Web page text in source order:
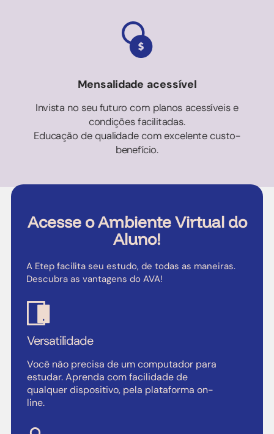
Mensalidade acessível
Invista no seu futuro com planos acessíveis e
condições facilitadas.
Educação de qualidade com excelente custo-
benefício.
Acesse o Ambiente Virtual do
Aluno!
A Etep facilita seu estudo, de todas as maneiras.
Descubra as vantagens do AVA!
Versatilidade
Você não precisa de um computador para
estudar. Aprenda com facilidade de
qualquer dispositivo, pela plataforma on-
line.